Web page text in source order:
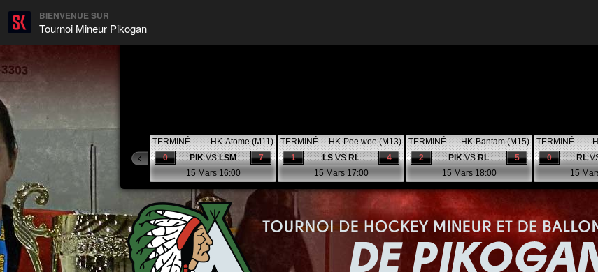
BIENVENUE SUR
Tournoi Mineur Pikogan
TERMINÉ
HK-Atome (M11)
7
0 PIKVSLSM
15 Mars 16:00
TERMINÉ
HK-Pee wee (M13)
4
1 LSVSRL
15 Mars 17:00
TERMINÉ
HK-Bantam (M15)
5
2 PIKVSRL
15 Mars 18:00
TERMINÉ
0 RL
15